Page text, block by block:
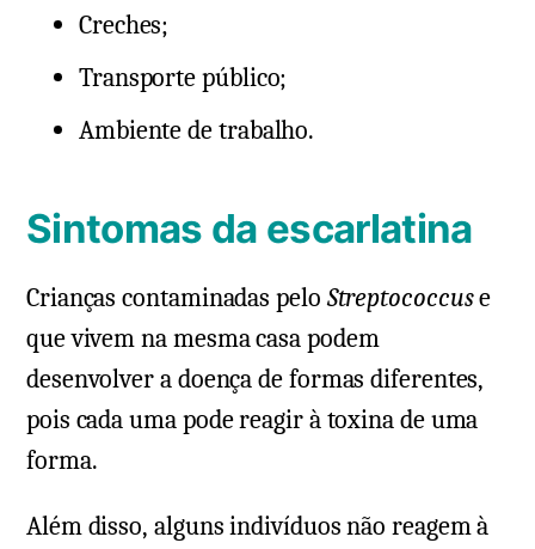
Creches;
Transporte público;
Ambiente de trabalho.
Sintomas da escarlatina
Crianças contaminadas peloStreptococcuse
que vivem na mesma casa podem
desenvolver a doença de formas diferentes,
pois cada uma pode reagir à toxina de uma
forma.
Além disso, alguns indivíduos não reagem à